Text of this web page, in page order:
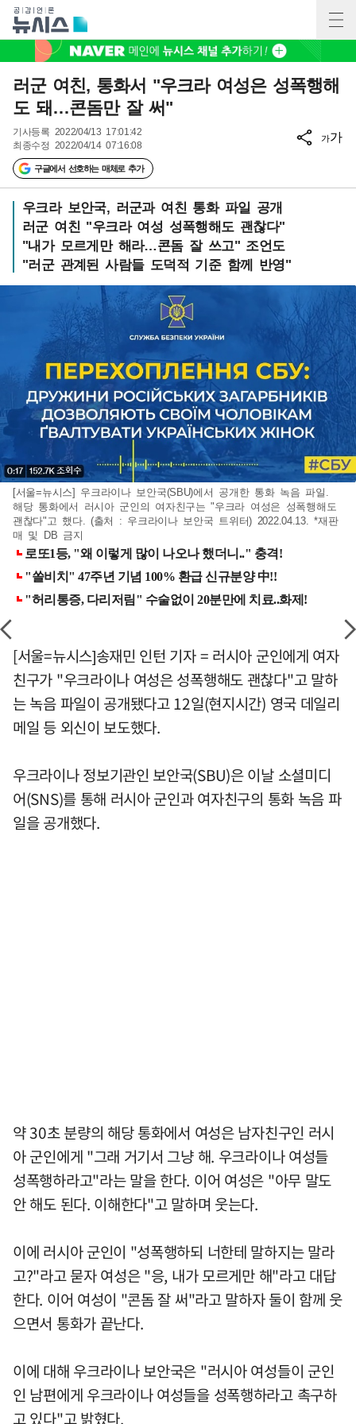
러군 여친, 통화서 "우크라 여성은 성폭행해
도 돼…콘돔만 잘 써"
기사등록 2022/04/13 17:01:42
최종수정 2022/04/14 07:16:08
구글에서 선호하는 매체로 추가
가가
우크라 보안국, 러군과 여친 통화 파일 공개
러군 여친 "우크라 여성 성폭행해도 괜찮다"
"내가 모르게만 해라…콘돔 잘 쓰고" 조언도
"러군 관계된 사람들 도덕적 기준 함께 반영"
[서울=뉴시스] 우크라이나 보안국(SBU)에서 공개한 통화 녹음 파일.
해당 통화에서 러시아 군인의 여자친구는 "우크라 여성은 성폭행해도
괜찮다"고 했다. (출처 : 우크라이나 보안국 트위터) 2022.04.13. *재판
매 및 DB 금지
[서울=뉴시스]송재민 인턴 기자 = 러시아 군인에게 여자
친구가 "우크라이나 여성은 성폭행해도 괜찮다"고 말하
는 녹음 파일이 공개됐다고 12일(현지시간) 영국 데일리
메일 등 외신이 보도했다.
우크라이나 정보기관인 보안국(SBU)은 이날 소셜미디
어(SNS)를 통해 러시아 군인과 여자친구의 통화 녹음 파
일을 공개했다.
약 30초 분량의 해당 통화에서 여성은 남자친구인 러시
아 군인에게 "그래 거기서 그냥 해. 우크라이나 여성들
성폭행하라고"라는 말을 한다. 이어 여성은 "아무 말도
안 해도 된다. 이해한다"고 말하며 웃는다.
이에 러시아 군인이 "성폭행하되 너한테 말하지는 말라
고?"라고 묻자 여성은 "응, 내가 모르게만 해"라고 대답
한다. 이어 여성이 "콘돔 잘 써"라고 말하자 둘이 함께 웃
으면서 통화가 끝난다.
이에 대해 우크라이나 보안국은 "러시아 여성들이 군인
인 남편에게 우크라이나 여성들을 성폭행하라고 촉구하
고 있다"고 밝혔다.